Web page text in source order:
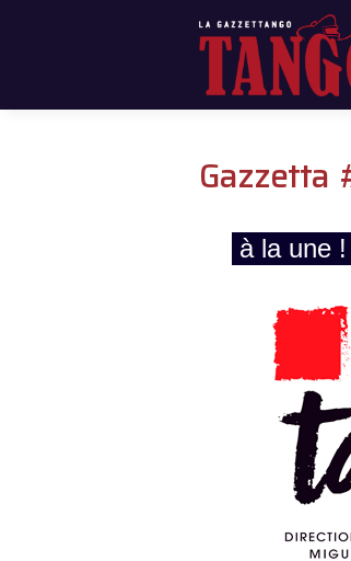
Gazzetta
à la une !